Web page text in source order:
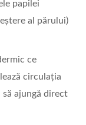
papilei
al părului)
ce
circulația
ajungă direct